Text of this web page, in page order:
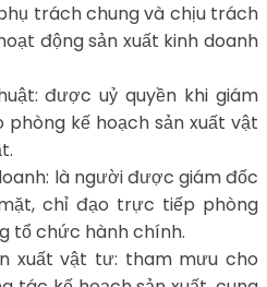
trách chung và chịu trách
động sản xuất kinh doanh
được uỷ quyền khi giám
phòng kế hoạch sản xuất vật
là người được giám đốc
chỉ đạo trực tiếp phòng
tổ chức hành chính.
xuất vật tư: tham mưu cho